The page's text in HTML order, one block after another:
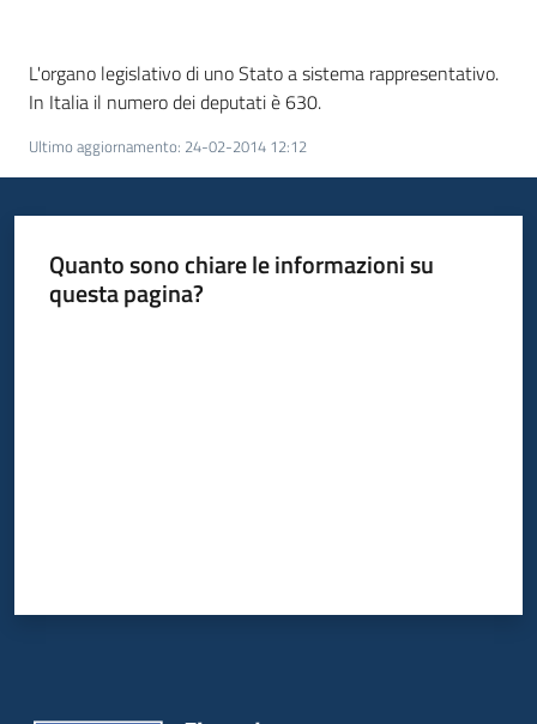
analisi
Statistiche
per
Metadati
L'organo legislativo di uno Stato a sistema rappresentativo.
In Italia il numero dei deputati è 630.
Ultimo aggiornamento: 24-02-2014 12:12
Quanto sono chiare le informazioni su
questa pagina?